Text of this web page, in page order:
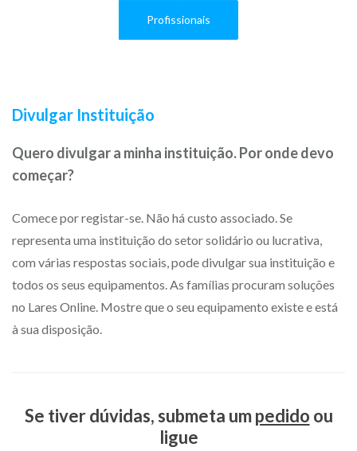
Profissionais
Divulgar Instituição
Quero divulgar a minha instituição. Por onde devo
começar?
Comece por registar-se. Não há custo associado. Se
representa uma instituição do setor solidário ou lucrativa,
com várias respostas sociais, pode divulgar sua instituição e
todos os seus equipamentos. As famílias procuram soluções
no Lares Online. Mostre que o seu equipamento existe e está
à sua disposição.
Se tiver dúvidas, submeta umpedido ou
ligue